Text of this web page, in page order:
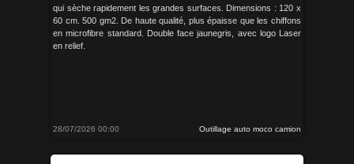
qui sèche rapidement les grandes surfaces. Dimensions : 120 x
60 cm. 500 gm2. De haute qualité, plus épaisse que les chiffons
en microfibre standard. Double face jaunegris, avec logo Laser
en relief.
28/07/2026 00:00 Outillage auto moco camion